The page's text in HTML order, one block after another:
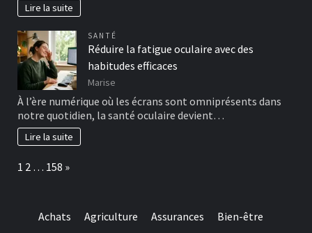
Lire la suite
SANTÉ
Réduire la fatigue oculaire avec des
habitudes efficaces
Marise
À l’ère numérique où les écrans sont omniprésents dans
notre quotidien, la santé oculaire devient…
Lire la suite
Page:
1 2 … 158 Next
»
Achats Agriculture Assurances Bien-être